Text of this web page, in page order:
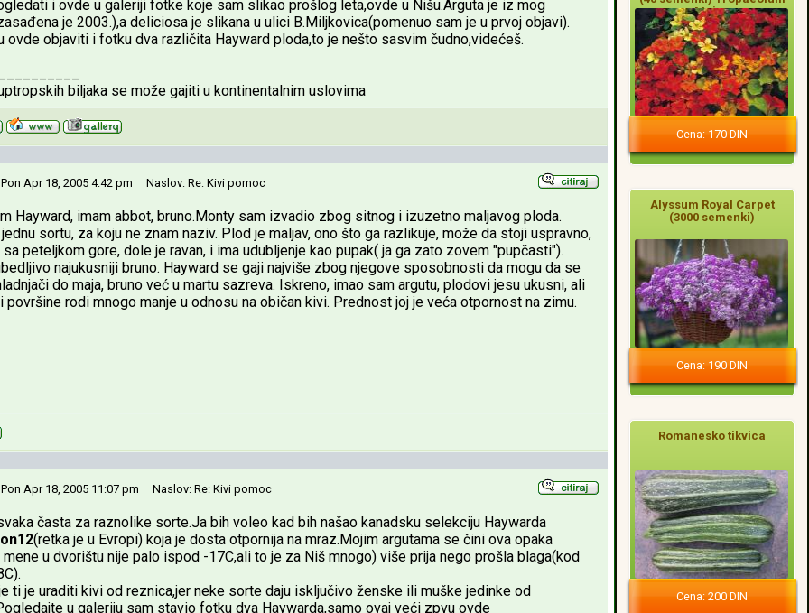
i ovde u galeriji fotke koje sam slikao prošlog leta,ovde u Nišu.Arguta je iz mog
je 2003.),a deliciosa je slikana u ulici B.Miljkovica(pomenuo sam je u prvoj objavi).
ovde objaviti i fotku dva različita Hayward ploda,to je nešto sasvim čudno,videćeš.
biljaka se može gajiti u kontinentalnim uslovima
Apr 18, 2005 4:42 pm Naslov: Re: Kivi pomoc
Hayward, imam abbot, bruno.Monty sam izvadio zbog sitnog i izuzetno maljavog ploda.
jednu sortu, za koju ne znam naziv. Plod je maljav, ono što ga razlikuje, može da stoji uspravno,
sa peteljkom gore, dole je ravan, i ima udubljenje kao pupak( ja ga zato zovem "pupčasti").
najukusniji bruno. Hayward se gaji najviše zbog njegove sposobnosti da mogu da se
do maja, bruno već u martu sazreva. Iskreno, imao sam argutu, plodovi jesu ukusni, ali
površine rodi mnogo manje u odnosu na običan kivi. Prednost joj je veća otpornost na zimu.
Apr 18, 2005 11:07 pm Naslov: Re: Kivi pomoc
časta za raznolike sorte.Ja bih voleo kad bih našao kanadsku selekciju Haywarda
(retka je u Evropi) koja je dosta otpornija na mraz.Mojim argutama se čini ova opaka
u dvorištu nije palo ispod -17C,ali to je za Niš mnogo) više prija nego prošla blaga(kod
ti je uraditi kivi od reznica,jer neke sorte daju isključivo ženske ili muške jedinke od
u galeriju sam stavio fotku dva Haywarda,samo ovaj veći zpvu ovde
Majus
Cena: 170 DIN
Alyssum Royal Carpet
(3000 semenki)
Cena: 190 DIN
Romanesko tikvica
Cena: 200 DIN